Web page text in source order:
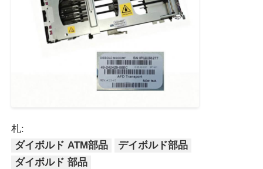
コインリサイクル機
札:
ダイボルド ATM部品
デイボルド部品
ダイボルド 部品